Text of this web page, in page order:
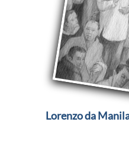
Lorenzo da